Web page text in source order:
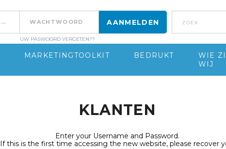
UW PASWOORD VERGETEN??
Zoek
MARKETINGTOOLKIT BEDRUKT
WIE
WIJ
KLANTEN
Enter your Username and Password.
If this is the first time accessing the new website, please recover